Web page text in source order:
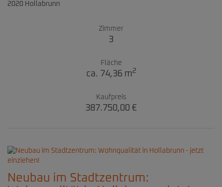
2020 Hollabrunn
Zimmer
3
Fläche
ca. 74,36 m2
Kaufpreis
387.750,00 €
Neubau im Stadtzentrum: